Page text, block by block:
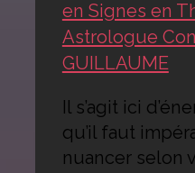
en Signes en
Astrologue
GUILLAUME
Il s’agit ici
qu’il faut
nuancer selon